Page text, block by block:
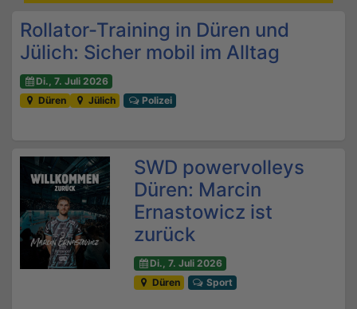
Rollator-Training in Düren und
Jülich: Sicher mobil im Alltag
Di., 7. Juli 2026
Düren
Jülich Polizei
SWD powervolleys
Düren: Marcin
Ernastowicz ist
zurück
Di., 7. Juli 2026
Düren
Sport